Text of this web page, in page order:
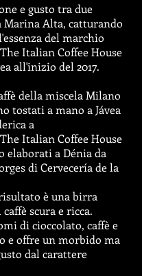
e gusto tra due
Marina Alta, catturando
del marchio
Italian Coffee House
all'inizio del 2017.
della miscela Milano
tostati a mano a Jávea
a
Italian Coffee House
elaborati a Dénia da
di Cervecería de la
è una birra
scura e ricca.
di cioccolato, caffè e
e offre un morbido ma
dal carattere